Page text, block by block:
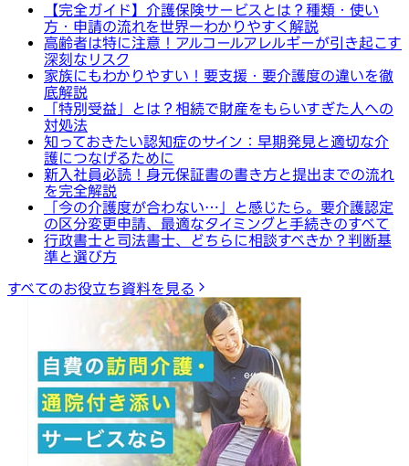
【完全ガイド】介護保険サービスとは？種類・使い
方・申請の流れを世界一わかりやすく解説
高齢者は特に注意！アルコールアレルギーが引き起こす
深刻なリスク
家族にもわかりやすい！要支援・要介護度の違いを徹
底解説
「特別受益」とは？相続で財産をもらいすぎた人への
対処法
知っておきたい認知症のサイン：早期発見と適切な介
護につなげるために
新入社員必読！身元保証書の書き方と提出までの流れ
を完全解説
「今の介護度が合わない…」と感じたら。要介護認定
の区分変更申請、最適なタイミングと手続きのすべて
行政書士と司法書士、どちらに相談すべきか？判断基
準と選び方
すべてのお役立ち資料を見る